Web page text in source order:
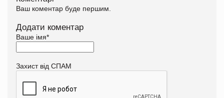
Ваш коментар буде першим.
Додати коментар
Ваше імя*
Захист від СПАМ